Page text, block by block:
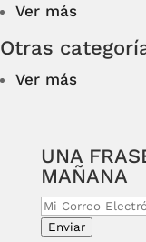
Ver más
Otras
Ver más
UNA
MAÑANA
Enviar